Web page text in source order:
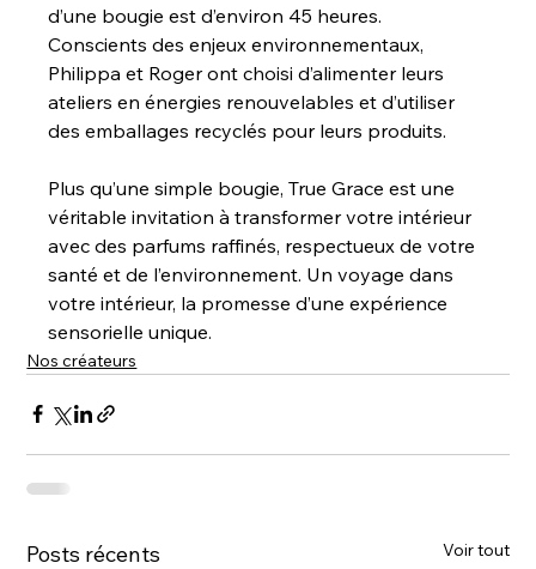
d’une bougie est d’environ 45 heures.
Conscients des enjeux environnementaux,
Philippa et Roger ont choisi d’alimenter leurs
ateliers en énergies renouvelables et d’utiliser
des emballages recyclés pour leurs produits.
Plus qu’une simple bougie, True Grace est une
véritable invitation à transformer votre intérieur
avec des parfums raffinés, respectueux de votre
santé et de l’environnement. Un voyage dans
votre intérieur, la promesse d’une expérience
sensorielle unique.
Nos créateurs
Posts récents Voir tout